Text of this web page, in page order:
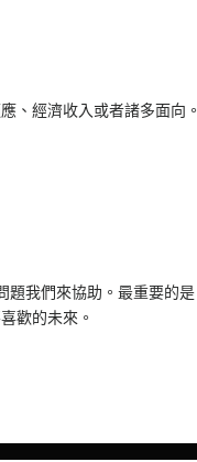
、經濟收入或者諸多面向
題我們來協助。最重要的
歡的未來。